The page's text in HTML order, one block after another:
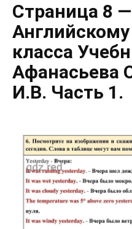
Страница 8
класса
Афанасьева
И.В. Часть 1.